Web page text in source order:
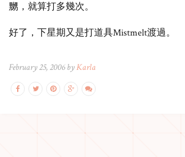
嬲，就算打多幾次。
好了，下星期又是打道具Mistmelt渡過。
February 25, 2006 byKarla